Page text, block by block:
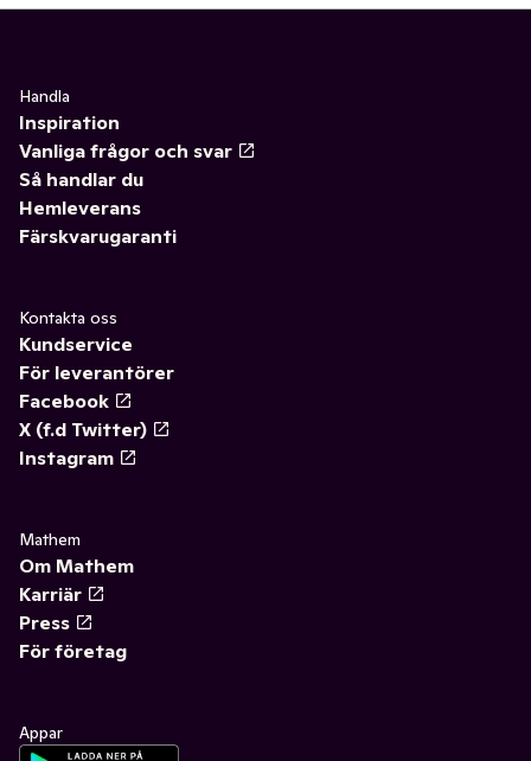
Handla
Inspiration
Vanliga frågor och svar
Så handlar du
Hemleverans
Färskvarugaranti
Kontakta oss
Kundservice
För leverantörer
Facebook
X (f.d Twitter)
Instagram
Mathem
Om Mathem
Karriär
Press
För företag
Appar